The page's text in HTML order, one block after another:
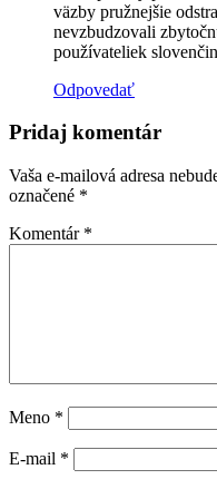
väzby pružnejšie
nevzbudzovali
používateliek
Odpovedať
Pridaj komentár
Vaša e-mailová adresa
označené *
Komentár *
Meno *
E-mail *